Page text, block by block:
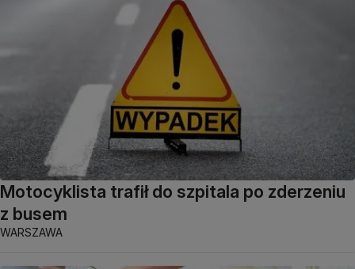
Motocyklista trafił do szpitala po zderzeniu
z busem
WARSZAWA